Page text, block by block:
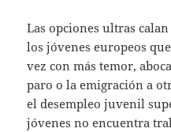
Las opciones ultras
los jóvenes europeos
vez con más temor,
paro o la emigración a
el desempleo juvenil
jóvenes no encuentra